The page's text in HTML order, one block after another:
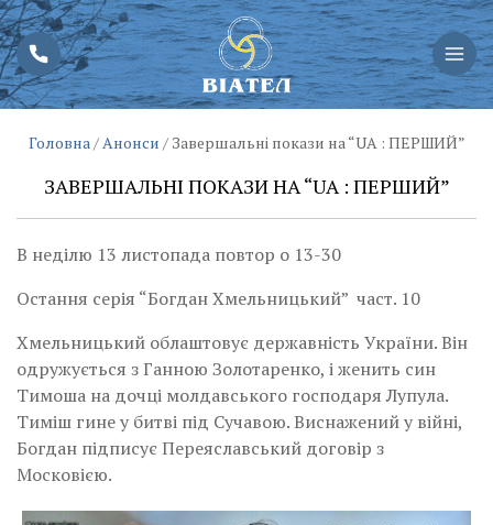
Головна / Анонси / Завершальні покази на “UA : ПЕРШИЙ”
ЗАВЕРШАЛЬНІ ПОКАЗИ НА “UA : ПЕРШИЙ”
В неділю 13 листопада повтор о 13-30
Остання серія “Богдан Хмельницький” част. 10
Хмельницький облаштовує державність України. Він
одружується з Ганною Золотаренко, і женить син
Тимоша на дочці молдавського господаря Лупула.
Тиміш гине у битві під Сучавою. Виснажений у війні,
Богдан підписує Переяславський договір з
Московією.